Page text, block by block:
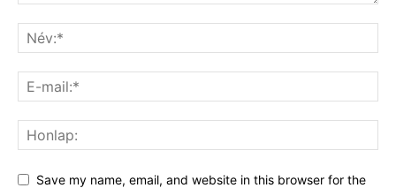
Save my name, email, and website in this browser for the